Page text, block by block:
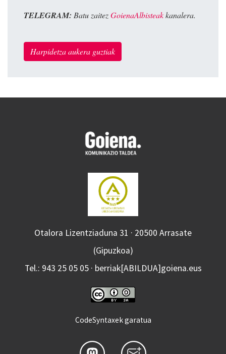
TELEGRAM: Batu zaitezGoienaAlbisteakkanalera.
Harpidetza aukera guztiak
Otalora Lizentziaduna 31 · 20500 Arrasate
(Gipuzkoa)
Tel.: 943 25 05 05 · berriak[ABILDUA]goiena.eus
CodeSyntaxek garatua